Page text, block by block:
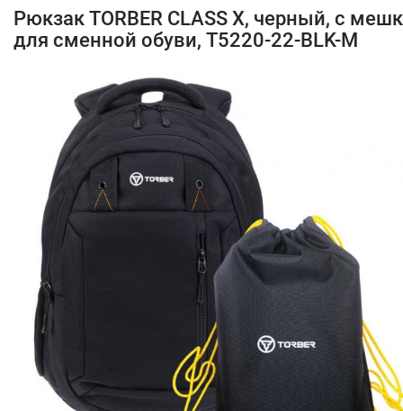
Рюкзак TORBER CLASS X, черный, c
для сменной обуви, T5220-22-BLK-M